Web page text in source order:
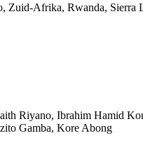
Zuid-Afrika, Rwanda, Sierra
Riyano, Ibrahim Hamid
Gamba, Kore Abong